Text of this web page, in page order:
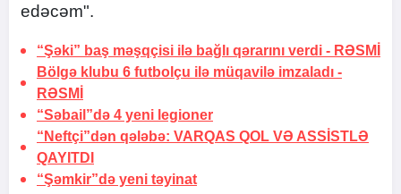
edəcəm".
“Şəki” baş məşqçisi ilə bağlı qərarını verdi - RƏSMİ
Bölgə klubu 6 futbolçu ilə müqavilə imzaladı -
RƏSMİ
“Səbail”də 4 yeni legioner
“Neftçi”dən qələbə: VARQAS QOL VƏ ASSİSTLƏ
QAYITDI
“Şəmkir”də yeni təyinat